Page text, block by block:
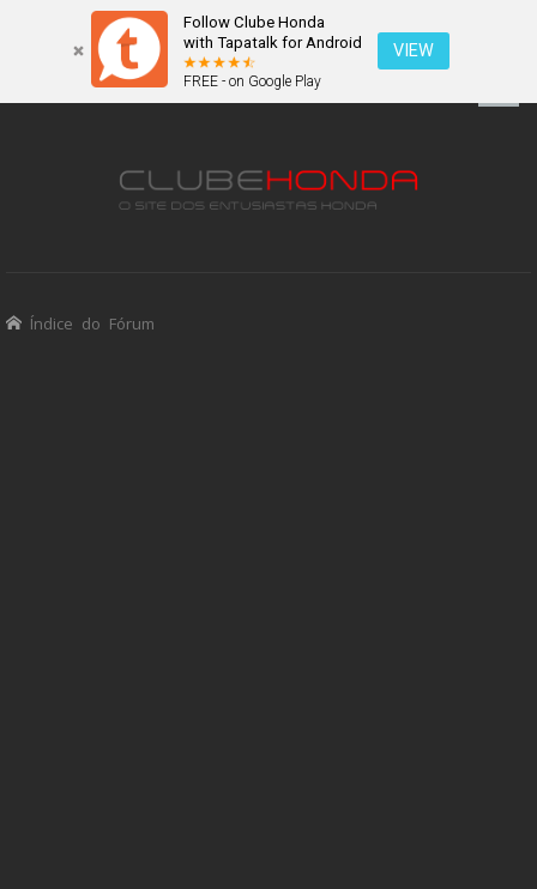
Follow Clube Honda
with Tapatalk for Android
FREE - on Google Play
VIEW
Índice do Fórum